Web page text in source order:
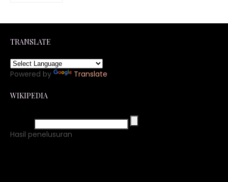
TRANSLATE
Powered by Translate
WIKIPEDIA
Hasil penelusuran